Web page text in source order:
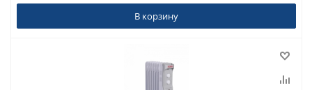
В корзину